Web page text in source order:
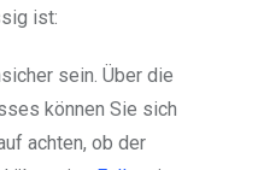
ist:
sein. Über die
können Sie sich
achten, ob der